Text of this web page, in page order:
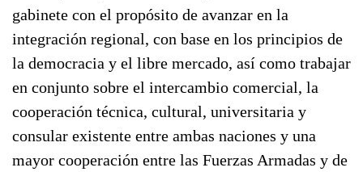
gabinete con el propósito de avanzar en la
integración regional, con base en los principios de
la democracia y el libre mercado, así como trabajar
en conjunto sobre el intercambio comercial, la
cooperación técnica, cultural, universitaria y
consular existente entre ambas naciones y una
mayor cooperación entre las Fuerzas Armadas y de